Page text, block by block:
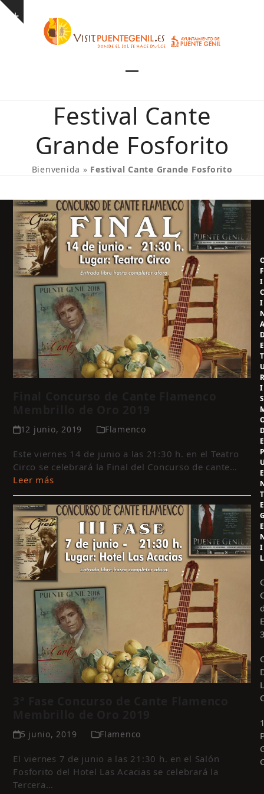
Skip
Show
mobile
menu
mobile
menu
Festival Cante
Grande Fosforito
Bienvenida » Festival Cante Grande Fosforito
12 junio, 2019 Flamenco
Este viernes 14 de junio a las 21:30 h. en el Teatro
Circo se celebrará la Final del Concurso de cante…
Leer más
5 junio, 2019 Flamenco
El viernes 7 de junio a las 21:30 h. en el Salón
Fosforito del Hotel Las Acacias se celebrará la
Tercera…
F
I
I
E
T
I
S
E
E
T
E
E
I
L